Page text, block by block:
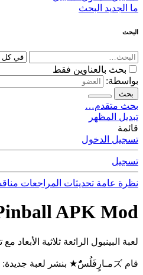
ما الجديد البحث
البحث
بحث بالعناوين فقط
بواسطة:
بحث
بحث متقدم…
تبديل المظهر
قائمة
تسجيل الدخول
تسجيل
نظرة عامة تحديثات المراجعات
APK Mod
لعبة البينبول الرائعة ثلاثية الأبعاد
قام ズمـارٍفَلُسًٌُُ★ بنشر لعبة جديدة: